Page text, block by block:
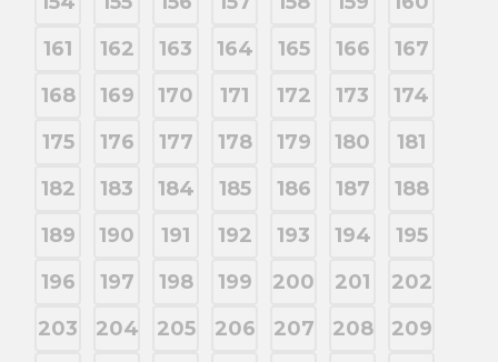
161
162 163 164 165 166
167
168
169 170 171 172 173
174
175
176 177 178 179 180
181
182
183 184 185 186 187
188
189
190 191 192 193 194
195
196
197 198 199 200 201
202
203
204 205 206 207 208
209